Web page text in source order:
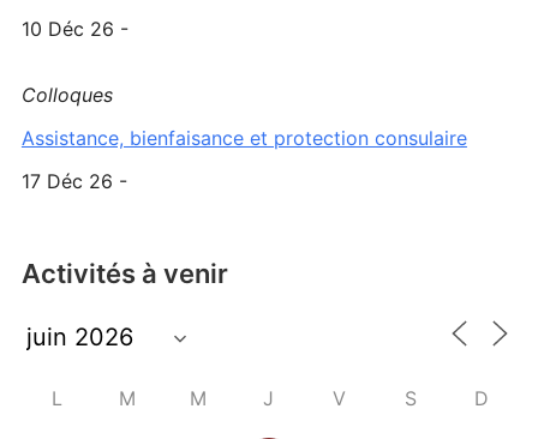
10 Déc 26 -
Colloques
Assistance, bienfaisance et protection consulaire
17 Déc 26 -
Activités à venir
L M M J V S D